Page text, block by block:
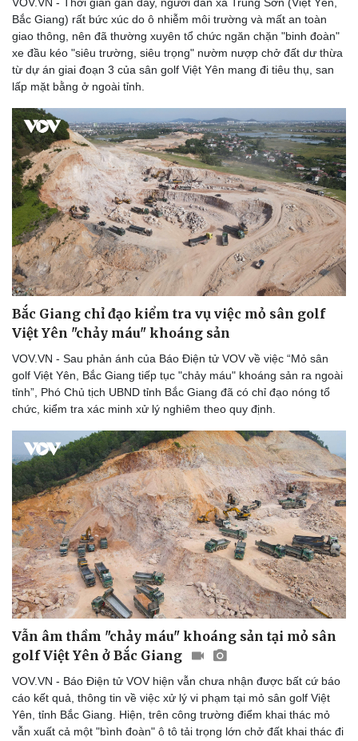
Doanh nghiệp
Thông tin doanh nghiệp
Doanh nghiệp 24h
Doanh nhân
Vì cộng đồng
Công nghệ
Trải nghiệm
Chuyển đổi số
Bắc Giang) rất bức xúc do ô nhiễm môi trường và mất an toàn
giao thông, nên đã thường xuyên tổ chức ngăn chặn "binh đoàn"
xe đầu kéo "siêu trường, siêu trọng" nườm nượp chở đất dư thừa
từ dự án giai đoạn 3 của sân golf Việt Yên mang đi tiêu thụ, san
lấp mặt bằng ở ngoài tỉnh.
Bắc Giang chỉ đạo kiểm tra vụ việc mỏ sân golf
Việt Yên "chảy máu" khoáng sản
VOV.VN - Sau phản ánh của Báo Điện tử VOV về việc “Mỏ sân
golf Việt Yên, Bắc Giang tiếp tục "chảy máu" khoáng sản ra ngoài
tỉnh”, Phó Chủ tịch UBND tỉnh Bắc Giang đã có chỉ đạo nóng tổ
chức, kiểm tra xác minh xử lý nghiêm theo quy định.
Vẫn âm thầm "chảy máu" khoáng sản tại mỏ sân
golf Việt Yên ở Bắc Giang
VOV.VN - Báo Điện tử VOV hiện vẫn chưa nhận được bất cứ báo
cáo kết quả, thông tin về việc xử lý vi phạm tại mỏ sân golf Việt
Yên, tỉnh Bắc Giang. Hiện, trên công trường điểm khai thác mỏ
vẫn xuất cả một "bình đoàn" ô tô tải trọng lớn chở đất khai thác đi